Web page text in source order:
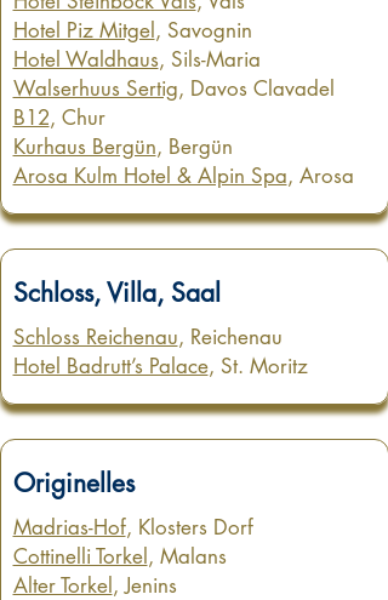
Hotel Piz Mitgel , Savognin
Hotel Waldhaus, Sils-Maria
Walserhuus Sertig, Davos Clavadel
B12, Chur
Kurhaus Bergün, Bergün
Arosa Kulm Hotel & Alpin Spa, Arosa
Schloss, Villa, Saal
Schloss Reichenau, Reichenau
Hotel Badrutt’s Palace, St. Moritz
Originelles
Madrias-Hof, Klosters Dorf
Cottinelli Torkel , Malans
Alter Torkel , Jenins